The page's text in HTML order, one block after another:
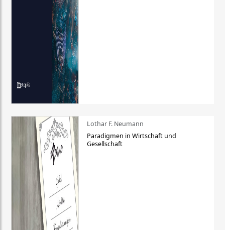
Lothar F. Neumann
Paradigmen in Wirtschaft und
Gesellschaft